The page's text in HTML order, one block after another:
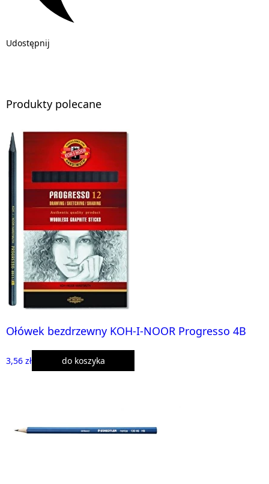
Udostępnij
Produkty polecane
Ołówek bezdrzewny KOH-I-NOOR Progresso 4B
3,56 zł do koszyka